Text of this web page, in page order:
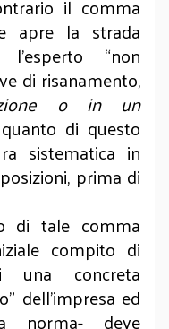
il comma
apre la strada
l’esperto “non
di risanamento,
o in un
di questo
sistematica in
prima di
di tale comma
compito di
una concreta
dell’impresa ed
norma- deve